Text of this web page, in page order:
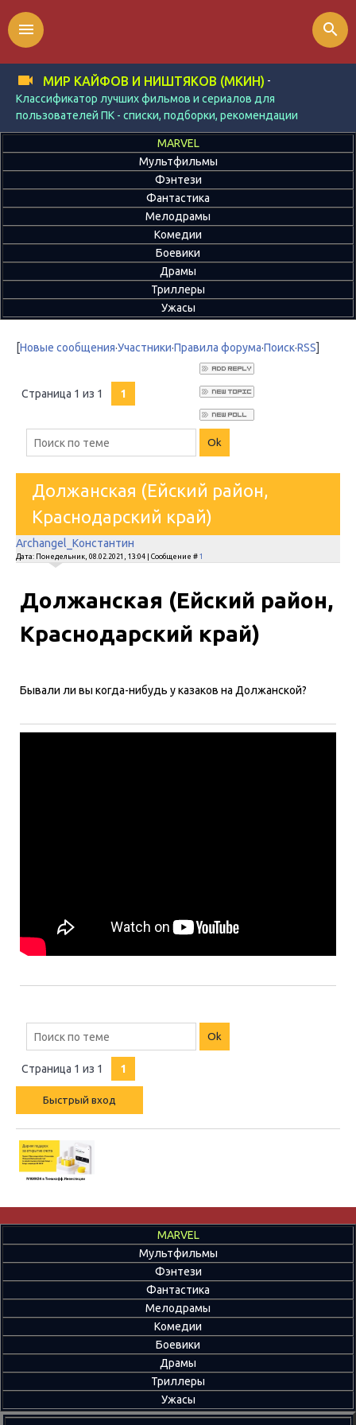
МИР КАЙФОВ И НИШТЯКОВ (МКИН) -
Классификатор лучших фильмов и сериалов для
пользователей ПК - списки, подборки, рекомендации
menu search
MARVEL
Мультфильмы
Фэнтези
Фантастика
Мелодрамы
Комедии
Боевики
Драмы
Триллеры
Ужасы
[Новые сообщения·Участники·Правила форума·Поиск·RSS]
Страница 1 из 1 1
Должанская (Ейский район,
Краснодарский край)
Archangel_Константин
Дата: Понедельник, 08.02.2021, 13:04 | Сообщение # 1
Должанская (Ейский район,
Краснодарский край)
Бывали ли вы когда-нибудь у казаков на Должанской?
Страница 1 из 1 1
MARVEL
Мультфильмы
Фэнтези
Фантастика
Мелодрамы
Комедии
Боевики
Драмы
Триллеры
Ужасы